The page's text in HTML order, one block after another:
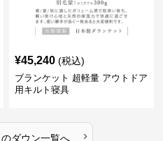
¥45,240 (税込)
ブランケット 超軽量 アウトドア
用キルト寝具
のダウン一覧へ ›